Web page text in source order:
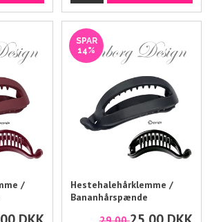
/
SPAR
14%
Hestehalehårklemme /
Bananhårspænde